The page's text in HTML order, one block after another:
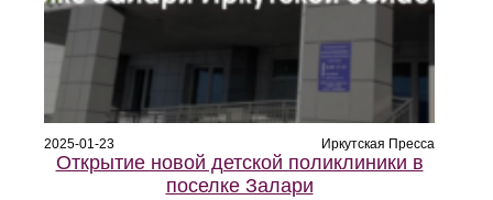
2025-01-23 Иркутская Пресса
Открытие новой детской поликлиники в
поселке Залари